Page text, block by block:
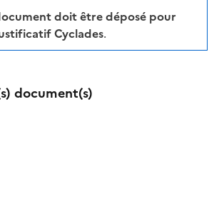
doit être déposé pour
Cyclades.
document(s)